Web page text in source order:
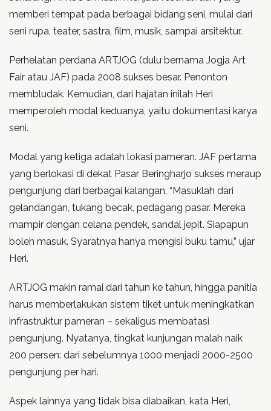
memberi tempat pada berbagai bidang seni, mulai dari
seni rupa, teater, sastra, film, musik, sampai arsitektur.
Perhelatan perdana ARTJOG (dulu bernama Jogja Art
Fair atau JAF) pada 2008 sukses besar. Penonton
membludak. Kemudian, dari hajatan inilah Heri
memperoleh modal keduanya, yaitu dokumentasi karya
seni.
Modal yang ketiga adalah lokasi pameran. JAF pertama
yang berlokasi di dekat Pasar Beringharjo sukses meraup
pengunjung dari berbagai kalangan. “Masuklah dari
gelandangan, tukang becak, pedagang pasar. Mereka
mampir dengan celana pendek, sandal jepit. Siapapun
boleh masuk. Syaratnya hanya mengisi buku tamu,” ujar
Heri.
ARTJOG makin ramai dari tahun ke tahun, hingga panitia
harus memberlakukan sistem tiket untuk meningkatkan
infrastruktur pameran – sekaligus membatasi
pengunjung. Nyatanya, tingkat kunjungan malah naik
200 persen: dari sebelumnya 1000 menjadi 2000-2500
pengunjung per hari.
Aspek lainnya yang tidak bisa diabaikan, kata Heri,